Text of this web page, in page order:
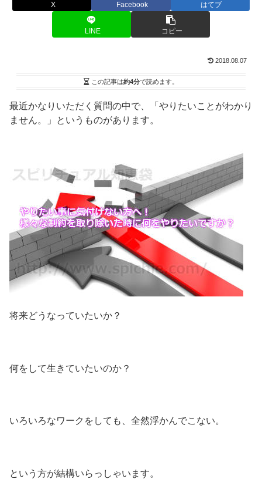
X Facebook はてブ
LINE コピー
2018.08.07
この記事は約4分で読めます。
最近かなりいただく質問の中で、「やりたいことがわかり
ません。」というものがあります。
将来どうなっていたいか？
何をして生きていたいのか？
いろいろなワークをしても、全然浮かんでこない。
という方が結構いらっしゃいます。